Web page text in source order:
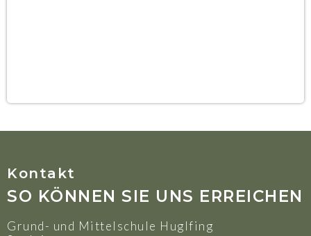
Kontakt
SO KÖNNEN SIE UNS ERREICHEN
Grund- und Mittelschule Huglfing